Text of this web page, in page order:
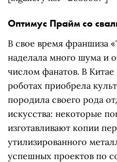
Оптимус Прайм со
В свое время франшиза
наделала много шума и
числом фанатов. В
роботах приобрела
породила своего рода
искусства: некоторые
изготавливают копии
утилизированного
успешных проектов по